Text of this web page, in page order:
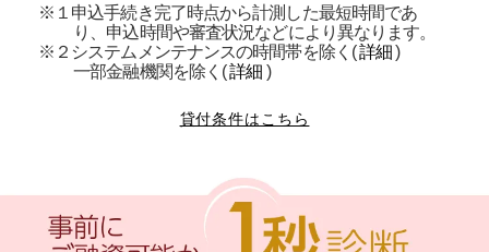
※１申込手続き完了時点から計測した最短時間であ
り、申込時間や審査状況などにより異なります。
※２システムメンテナンスの時間帯を除く(詳細)
一部金融機関を除く(詳細 )
貸付条件はこちら